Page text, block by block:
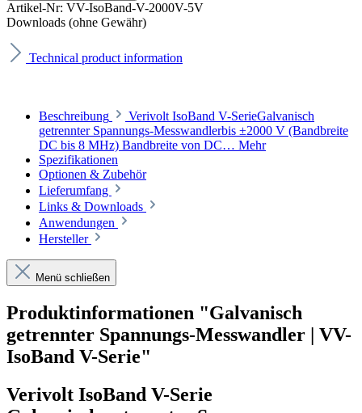
Artikel-Nr: VV-IsoBand-V-2000V-5V
Downloads (ohne Gewähr)
Technical product information
Beschreibung
Verivolt IsoBand V-SerieGalvanisch
getrennter Spannungs-Messwandlerbis ±2000 V (Bandbreite
DC bis 8 MHz) Bandbreite von DC… Mehr
Spezifikationen
Optionen & Zubehör
Lieferumfang
Links & Downloads
Anwendungen
Hersteller
Menü schließen
Produktinformationen "Galvanisch
getrennter Spannungs-Messwandler | VV-
IsoBand V-Serie"
Verivolt IsoBand V-Serie